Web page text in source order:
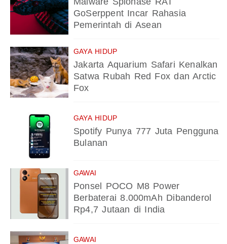
GoSerppent Incar Rahasia
Pemerintah di Asean
GAYA HIDUP
Jakarta Aquarium Safari Kenalkan
Satwa Rubah Red Fox dan Arctic
Fox
GAYA HIDUP
Spotify Punya 777 Juta Pengguna
Bulanan
GAWAI
Ponsel POCO M8 Power
Berbaterai 8.000mAh Dibanderol
Rp4,7 Jutaan di India
GAWAI